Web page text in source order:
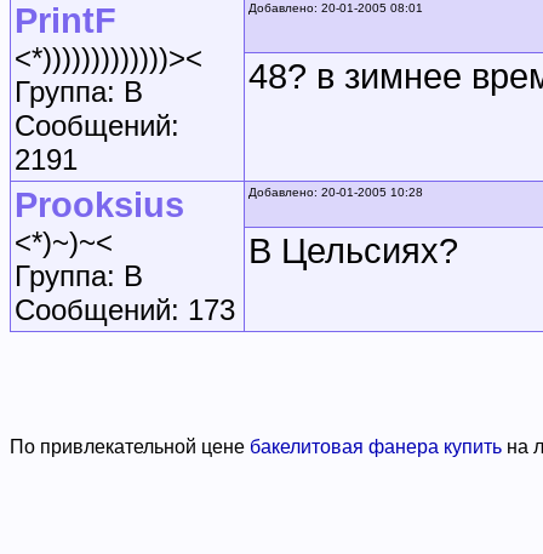
PrintF
<*)))))))))))))><
Группа: B
Сообщений:
2191
Добавлено: 20-01-2005 08:01
48? в зимнее
Prooksius
<*)~)~<
Группа: B
Сообщений: 173
Добавлено: 20-01-2005 10:28
В Цельсиях?
По привлекательной цене бакелитовая фанера купить на